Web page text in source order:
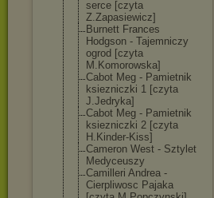
serce [czyta
Z.Zapasiewicz]
Burnett Frances
Hodgson - Tajemniczy
ogrod [czyta
M.Komorowska]
Cabot Meg - Pamietnik
ksiezniczki 1 [czyta
J.Jedryka]
Cabot Meg - Pamietnik
ksiezniczki 2 [czyta
H.Kinder-Kiss]
Cameron West - Sztylet
Medyceuszy
Camilleri Andrea -
Cierpliwosc Pajaka